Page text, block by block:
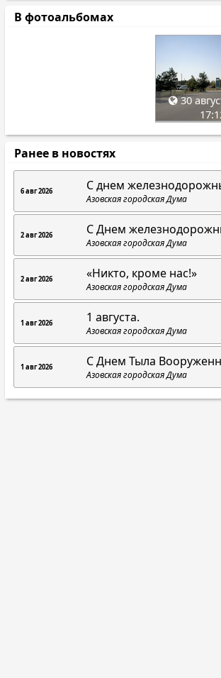
В фотоальбомах
30
Ранее в новостях
6 авг 2026 С днем
Азовская городская Дума
2 авг 2026 С Днем
Азовская городская Дума
2 авг 2026 «Никто, кроме нас!»
Азовская городская Дума
1 авг 2026 1 августа.
Азовская городская Дума
1 авг 2026 С Днем Тыла
Азовская городская Дума